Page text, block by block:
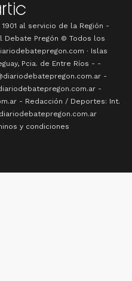
El Debate Pregón
, Pcia. deEntre Ríos--
-
-
- Redacción / Deportes: Int.
y condiciones